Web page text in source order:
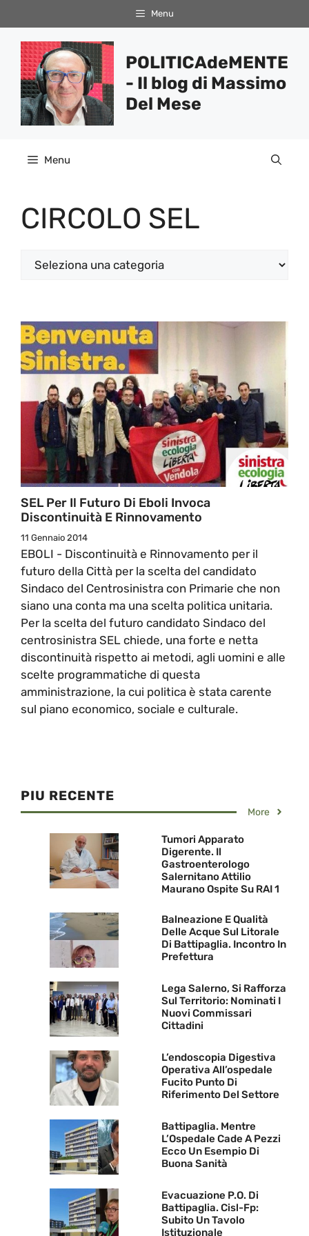
al
contenuto
Menu
POLITICAdeMENTE
- Il blog di Massimo
Del Mese
Menu
CIRCOLO SEL
Categorie
SEL Per Il Futuro Di Eboli Invoca
Discontinuità E Rinnovamento
11 Gennaio 2014
EBOLI - Discontinuità e Rinnovamento per il
futuro della Città per la scelta del candidato
Sindaco del Centrosinistra con Primarie che non
siano una conta ma una scelta politica unitaria.
Per la scelta del futuro candidato Sindaco del
centrosinistra SEL chiede, una forte e netta
discontinuità rispetto ai metodi, agli uomini e alle
scelte programmatiche di questa
amministrazione, la cui politica è stata carente
sul piano economico, sociale e culturale.
PIU RECENTE
More
Tumori Apparato
Digerente. Il
Gastroenterologo
Salernitano Attilio
Maurano Ospite Su RAI 1
Balneazione E Qualità
Delle Acque Sul Litorale
Di Battipaglia. Incontro In
Prefettura
Lega Salerno, Si Rafforza
Sul Territorio: Nominati I
Nuovi Commissari
Cittadini
L’endoscopia Digestiva
Operativa All’ospedale
Fucito Punto Di
Riferimento Del Settore
Battipaglia. Mentre
L’Ospedale Cade A Pezzi
Ecco Un Esempio Di
Buona Sanità
Evacuazione P.O. Di
Battipaglia. Cisl-Fp:
Subito Un Tavolo
Istituzionale